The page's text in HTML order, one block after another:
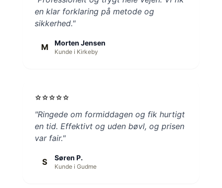
en klar forklaring på metode og
sikkerhed."
M Morten Jensen
Kunde i Kirkeby
starstarstarstarstar
"Ringede om formiddagen og fik hurtigt
en tid. Effektivt og uden bøvl, og prisen
var fair."
S Søren P.
Kunde i Gudme